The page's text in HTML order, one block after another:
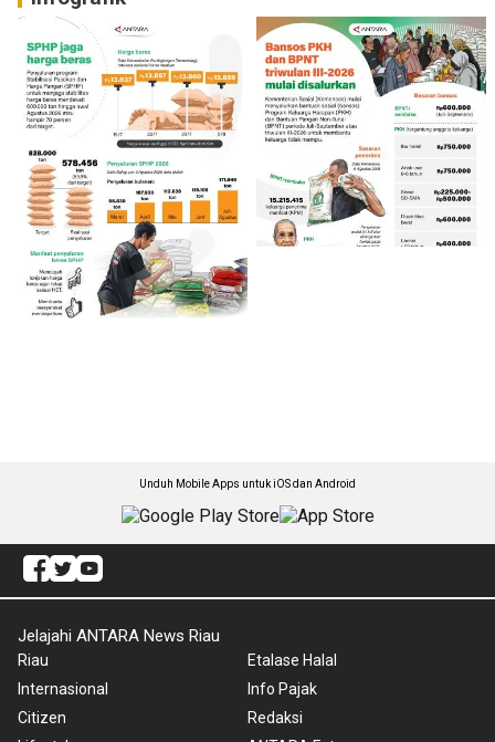
Unduh Mobile Apps untuk iOS dan Android
Jelajahi ANTARA News Riau
Riau
Internasional
Citizen
Etalase Halal
Info Pajak
Redaksi